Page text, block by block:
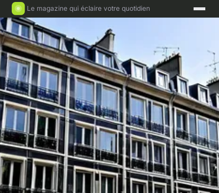
Le magazine qui éclaire votre quotidien